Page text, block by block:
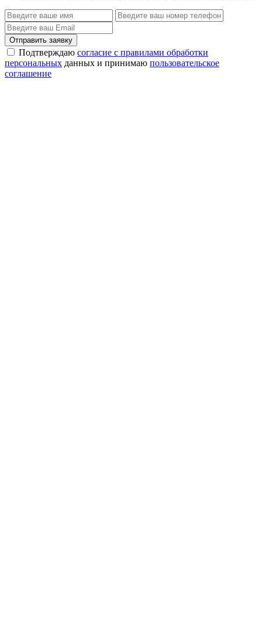
Отправить заявку
Подтверждаю согласие с правилами обработки
персональных данных и принимаю пользовательское
соглашение